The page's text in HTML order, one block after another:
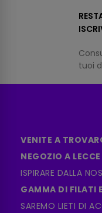
tuoi
VENITE A
NEGOZIO A LECCE
ISPIRARE DALLA
GAMMA DI FILATI
SAREMO LIETI DI